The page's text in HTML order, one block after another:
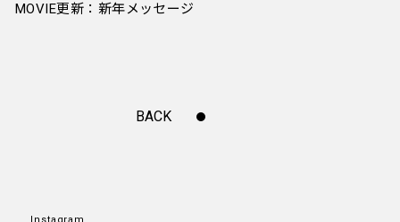
MOVIE更新：新年メッセージ
BACK